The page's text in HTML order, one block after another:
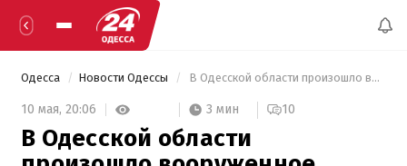
Одесса Новости Одессы В Одесской области произошло вооруженное нападение на военнослужащих ТЦК: есть тяжело раненые
10 мая, 20:06 3 мин 10
В Одесской области